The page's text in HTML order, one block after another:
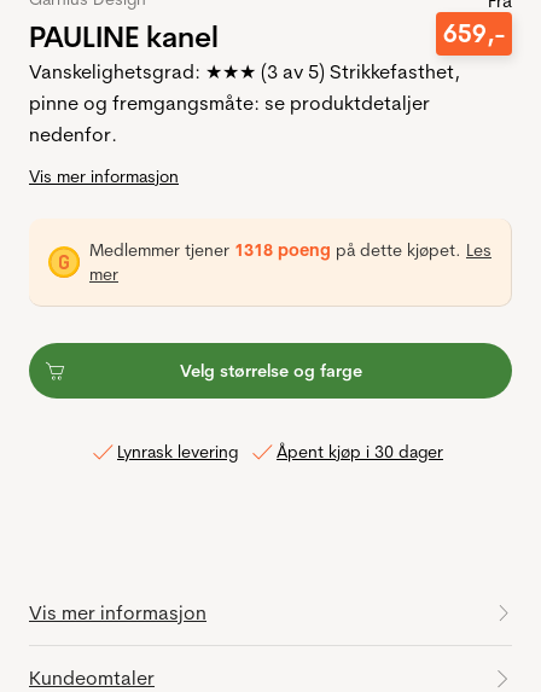
PAULINE kanel 659,-
Vanskelighetsgrad: ★★★ (3 av 5) Strikkefasthet,
pinne og fremgangsmåte: se produktdetaljer
nedenfor.
Vis mer informasjon
Medlemmer tjener 1318 poeng på dette kjøpet. Les
mer
Velg størrelse og farge
Lynrask levering Åpent kjøp i 30 dager
Vis mer informasjon
Kundeomtaler